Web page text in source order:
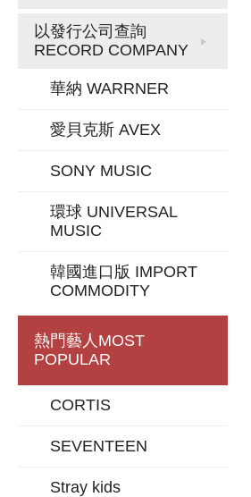
以發行公司查詢
RECORD COMPANY
華納 WARRNER
愛貝克斯 AVEX
SONY MUSIC
環球 UNIVERSAL
MUSIC
韓國進口版 IMPORT
COMMODITY
熱門藝人 MOST
POPULAR
CORTIS
SEVENTEEN
Stray kids